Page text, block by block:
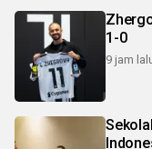
1-0
9 jam